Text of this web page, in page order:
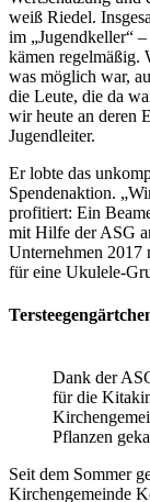
weiß Riedel.
im „Jugendkeller“
kämen regelmäßig.
was möglich war,
die Leute, die da
wir heute an deren
Jugendleiter.
Er lobte das
Spendenaktion.
profitiert: Ein
mit Hilfe der ASG
Unternehmen 2017
für eine Ukulele-
Dank der
für die
Pflanzen
Seit dem Sommer
Kirchengemeinde